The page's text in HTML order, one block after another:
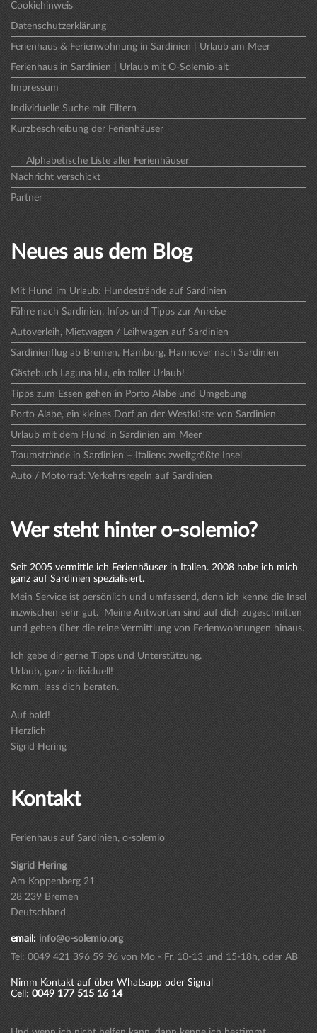
Cookiehinweis
Datenschutzerklärung
Ferienhaus & Ferienwohnung in Sardinien | Urlaub am Meer
Ferienhaus in Sardinien | Urlaub mit O-Solemio-alt
Impressum
Individuelle Suche mit Filtern
Kurzbeschreibung der Ferienhäuser
Alphabetische Liste aller Ferienhäuser
Nachricht verschickt
Partner
Neues aus dem Blog
Mit Hund im Urlaub: Hundestrände auf Sardinien
Fähre nach Sardinien, Infos und Tipps zur Anreise
Autoverleih, Mietwagen / Leihwagen auf Sardinien
Sardinienflug ab Bremen, Hamburg, Hannover nach Sardinien
Gästebuch Laguna blu, ein toller Urlaub!
Tipps zum Essen gehen in Porto Alabe und Umgebung
Porto Alabe, ein kleines Dorf an der Westküste von Sardinien
Urlaub mit dem Hund in Sardinien am Meer
Traumstrände in Sardinien – Italiens zweitgrößte Insel
Auto / Motorrad: Verkehrsregeln auf Sardinien
Wer steht hinter o-solemio?
Seit 2005 vermittle ich Ferienhäuser in Italien. 2008 habe ich mich
ganz auf Sardinien spezialisiert.
Mein Service ist persönlich und umfassend, denn ich kenne die Insel
inzwischen sehr gut. Meine Antworten sind auf dich zugeschnitten
und gehen über die reine Vermittlung von Ferienwohnungen hinaus.
Ich gebe dir gerne Tipps und Unterstützung.
Urlaub, ganz individuell!
Komm, lass dich beraten.
Auf bald!
Herzlich
Sigrid Hering
Kontakt
Ferienhaus auf Sardinien, o-solemio
Sigrid Hering
Am Koppenberg 21
28 239 Bremen
Deutschland
email: info@o-solemio.org
Tel: 0049 421 396 59 96 von Mo - Fr. 10-13 und 15-18h, oder AB
Nimm Kontakt auf über Whatsapp oder Signal
Cell: 0049 177 515 16 14